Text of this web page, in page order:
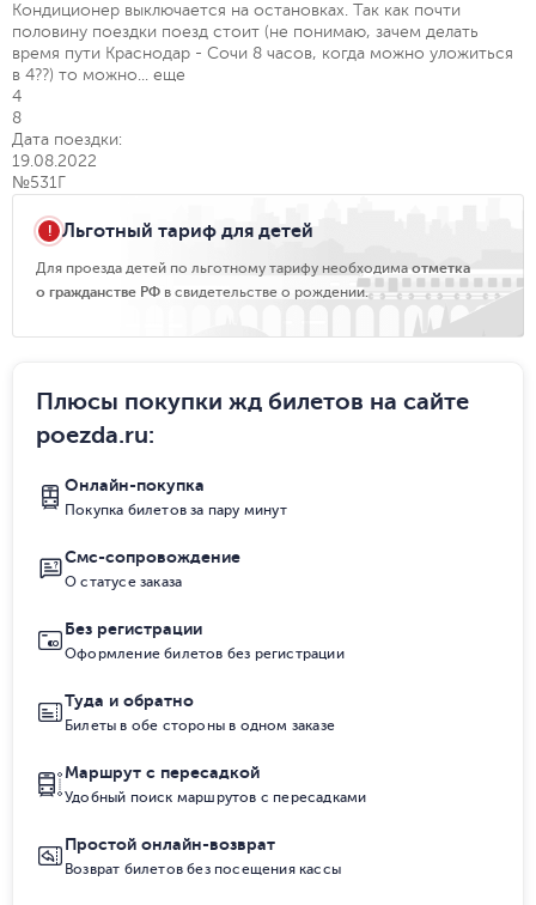
Кондиционер выключается на остановках. Так как почти
половину поездки поезд стоит (не понимаю, зачем делать
время пути Краснодар - Сочи 8 часов, когда можно уложиться
в 4??) то можно... еще
4
8
Дата поездки:
19.08.2022
№531Г
Льготный тариф для детей
Для проезда детей по льготному тарифу необходима отметка
о гражданстве РФ в свидетельстве о рождении.
Плюсы покупки жд билетов на сайте
poezda.ru:
Онлайн-покупка
Покупка билетов за пару минут
Смс-сопровождение
О статусе заказа
Без регистрации
Оформление билетов без регистрации
Туда и обратно
Билеты в обе стороны в одном заказе
Маршрут с пересадкой
Удобный поиск маршрутов с пересадками
Простой онлайн-возврат
Возврат билетов без посещения кассы